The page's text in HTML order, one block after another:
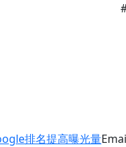
排名提高曝光量